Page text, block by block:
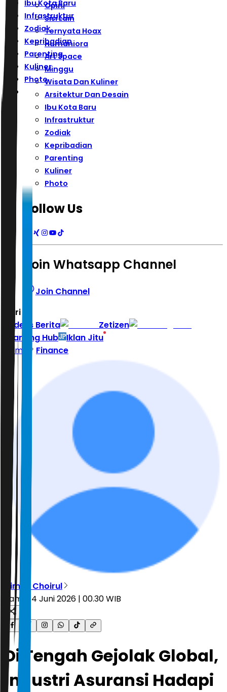
Ibu Kota Baru
Infrastruktur
Zodiak
Kepribadian
Parenting
Kuliner
Photo
Opini
Sisi Lain
Ternyata Hoax
Humaniora
Art Space
Minggu
Wisata Dan Kuliner
Arsitektur Dan Desain
Ibu Kota Baru
Infrastruktur
Zodiak
Kepribadian
Parenting
Kuliner
Photo
Follow Us
Join Whatsapp Channel
Join Channel
Hari ini
Indeks Berita
Zetizen
Learning Hub
Iklan Jitu
Home
Finance
Dimas Choirul
Kamis, 4 Juni 2026 | 00.30 WIB
Di Tengah Gejolak Global,
Industri Asuransi Hadapi